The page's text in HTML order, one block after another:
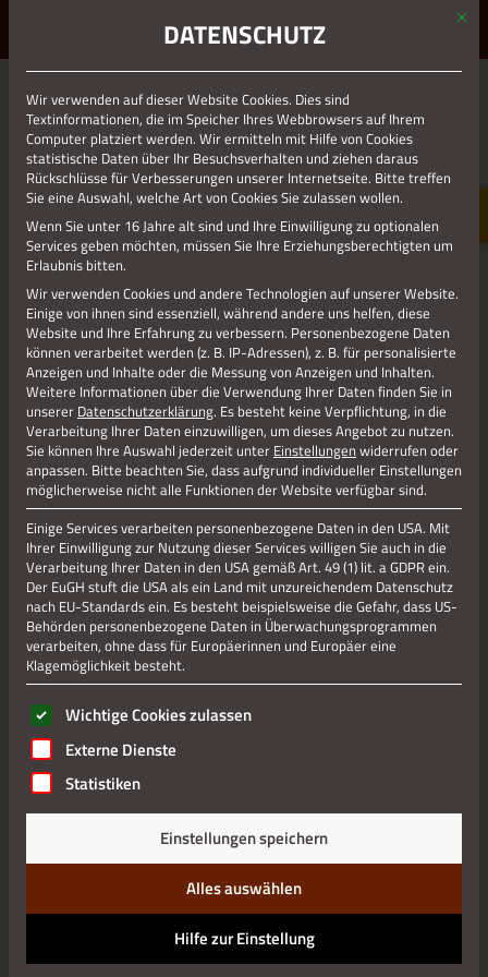
ERLEBE STOLBERG.ERLEBE DICH.
Zurück zur Übersicht
08.10.2024
LUCA BISCHONI: „ALS MAN MIR DEN
STECKER ZOG“
Lesung mit dem Autor Luca Bischoni
Eine Depression ist ein harter Einschlag, aber nicht das Ende,
wie Luca Bischoni eindrucksvoll beweist! Der Kampf mit sich
und den inneren Dämonen ist eigentlich eine Versöhnung mit
sich selbst. (Luca Bischoni)
Anmeldung unter: 02402 863206 oder
stadtbuecherei@stolberg.de
TERMINE:
Beginn: 08.10.2024
VERANSTALTER:
ANSPRECHPARTNER:
Mit
DATENSCHUTZ
Wir verwenden auf dieser Website Cookies. Dies sind
Textinformationen, die im Speicher Ihres Webbrowsers auf Ihrem
Computer platziert werden. Wir ermitteln mit Hilfe von Cookies
statistische Daten über Ihr Besuchsverhalten und ziehen daraus
Rückschlüsse für Verbesserungen unserer Internetseite. Bitte treffen
Sie eine Auswahl, welche Art von Cookies Sie zulassen wollen.
Wenn Sie unter 16 Jahre alt sind und Ihre Einwilligung zu optionalen
Services geben möchten, müssen Sie Ihre Erziehungsberechtigten um
Erlaubnis bitten.
Wir verwenden Cookies und andere Technologien auf unserer Website.
Einige von ihnen sind essenziell, während andere uns helfen, diese
Website und Ihre Erfahrung zu verbessern. Personenbezogene Daten
können verarbeitet werden (z. B. IP-Adressen), z. B. für personalisierte
Anzeigen und Inhalte oder die Messung von Anzeigen und Inhalten.
Weitere Informationen über die Verwendung Ihrer Daten finden Sie in
unserer Datenschutzerklärung. Es besteht keine Verpflichtung, in die
Verarbeitung Ihrer Daten einzuwilligen, um dieses Angebot zu nutzen.
Sie können Ihre Auswahl jederzeit unter Einstellungen widerrufen oder
anpassen. Bitte beachten Sie, dass aufgrund individueller Einstellungen
möglicherweise nicht alle Funktionen der Website verfügbar sind.
Einige Services verarbeiten personenbezogene Daten in den USA. Mit
Ihrer Einwilligung zur Nutzung dieser Services willigen Sie auch in die
Verarbeitung Ihrer Daten in den USA gemäß Art. 49 (1) lit. a GDPR ein.
Der EuGH stuft die USA als ein Land mit unzureichendem Datenschutz
nach EU-Standards ein. Es besteht beispielsweise die Gefahr, dass US-
Behörden personenbezogene Daten in Überwachungsprogrammen
verarbeiten, ohne dass für Europäerinnen und Europäer eine
Klagemöglichkeit besteht.
Es folgt eine Liste der Service-Gruppen, für die eine
Wichtige Cookies zulassen
Externe Dienste
Statistiken
Einstellungen speichern
Alles auswählen
Hilfe zur Einstellung